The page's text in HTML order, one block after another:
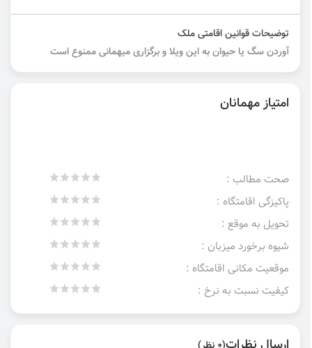
توضیحات قوانین اقامتی ملک
آوردن سگ یا حیوان به این ویلا و برگزاری میهمانی ممنوع است
امتیاز مهمانان
صحت مطالب :
پاکیزگی اقامتگاه :
تحویل به موقع :
شیوه برخورد میزبان :
موقعیت مکانی اقامتگاه :
کیفیت نسبت به نرخ :